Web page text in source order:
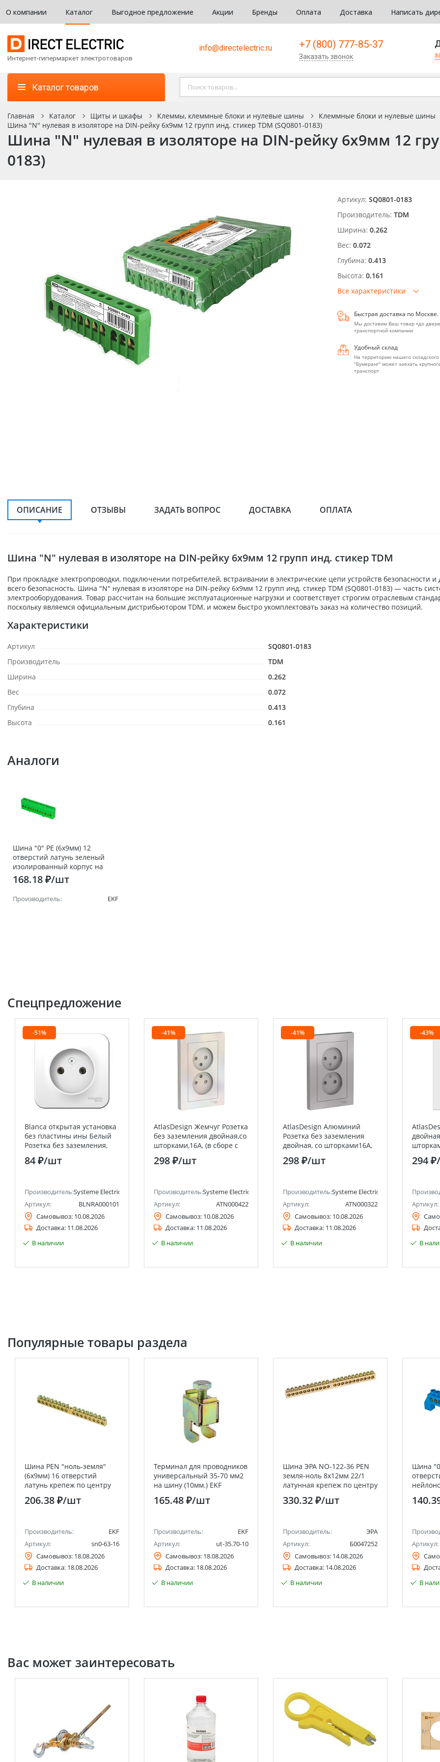
О компании Каталог Выгодное предложение Акции Бренды Оплата Доставка Написать
Интернет-гипермаркет электротоваров
info@directelectric.ru +7 (800) 777-85-37
Заказать звонок
Каталог товаров
Главная Каталог Щиты и шкафы Клеммы, клеммные блоки и нулевые шины
Клеммные блоки и нулевые шины
Шина "N" нулевая в изоляторе на DIN-рейку 6x9мм 12 групп инд. стикер TDM (SQ0801-0183)
Шина "N" нулевая в изоляторе на DIN-рейку 6x9мм 12
0183)
Артикул: SQ0801-0183
Производитель: TDM
Ширина: 0.262
Вес: 0.072
Глубина: 0.413
Высота: 0.161
Все характеристики
Быстрая доставка по Москве.
Мы доставим Ваш товар «до
транспортной компании
Удобный склад
На территорию нашего
"Бумеранг" может заехать
транспорт
ОПИСАНИЕ ОТЗЫВЫ ЗАДАТЬ ВОПРОС ДОСТАВКА ОПЛАТА
Шина "N" нулевая в изоляторе на DIN-рейку 6x9мм 12 групп инд. стикер TDM
При прокладке электропроводки, подключении потребителей, встраивании в электрические цепи устройств
всего безопасность. Шина "N" нулевая в изоляторе на DIN-рейку 6x9мм 12 групп инд. стикер TDM (SQ0801-0183) — часть
электрооборудования. Товар рассчитан на большие эксплуатационные нагрузки и соответствует строгим отраслевым
поскольку являемся официальным дистрибьютором TDM, и можем быстро укомплектовать заказ на количество позиций.
Характеристики
Артикул
SQ0801-0183
Производитель
TDM
Ширина
0.262
Вес
0.072
Глубина
0.413
Высота
0.161
Аналоги
Шина "0" PE (6х9мм) 12
отверстий латунь зеленый
изолированный корпус на
DIN-рейку розничный стикер
EKF PROxima
168.18 ₽/шт
Производитель: EKF
Спецпредложение
Schneider Electric)
-51%
Blanca открытая установка
без пластины ины Белый
Розетка без заземления,
16А Systeme Electric
(Schneider Electric)
84 ₽/шт
Производитель:Systeme Electric (ранее Schneider Electric)
Артикул:
BLNRA000101
Самовывоз: 10.08.2026
Доставка: 11.08.2026
В наличии
-41%
AtlasDesign Жемчуг Розетка
без заземления двойная,со
шторками,16А, (в сборе с
рамкой) Systeme Electric
(Schneider Electric)
298 ₽/шт
Производитель:Systeme Electric (ранее Schneider Electric)
Артикул:
ATN000422
Самовывоз: 10.08.2026
Доставка: 11.08.2026
В наличии
-41%
AtlasDesign Алюминий
Розетка без заземления
двойная, со шторками16А,
(в сборе с рамкой) Systeme
Electric (Schneider Electric)
298 ₽/шт
Производитель:Systeme Electric (ранее Schneider
Артикул:
ATN000322
Самовывоз: 10.08.2026
Доставка: 11.08.2026
В наличии
-43%
Electric)
294 ₽
Артикул:
В
Популярные товары раздела
Шина PEN "ноль-земля"
(6х9мм) 16 отверстий
латунь крепеж по центру
EKF PROxima
206.38 ₽/шт
Производитель:
EKF
Артикул:
sn0-63-16
Самовывоз: 18.08.2026
Доставка: 18.08.2026
В наличии
Терминал для проводников
универсальный 35-70 мм2
на шину (10мм.) EKF
165.48 ₽/шт
Производитель:
EKF
Артикул:
ut-35.70-10
Самовывоз: 18.08.2026
Доставка: 18.08.2026
В наличии
Шина ЭРА NO-122-36 PEN
земля-ноль 8х12мм 22/1
латунная крепеж по центру
330.32 ₽/шт
Производитель:
ЭРА
Артикул:
Б0047252
Самовывоз: 14.08.2026
Доставка: 14.08.2026
В наличии
Шина
Артикул:
В
Вас может заинтересовать